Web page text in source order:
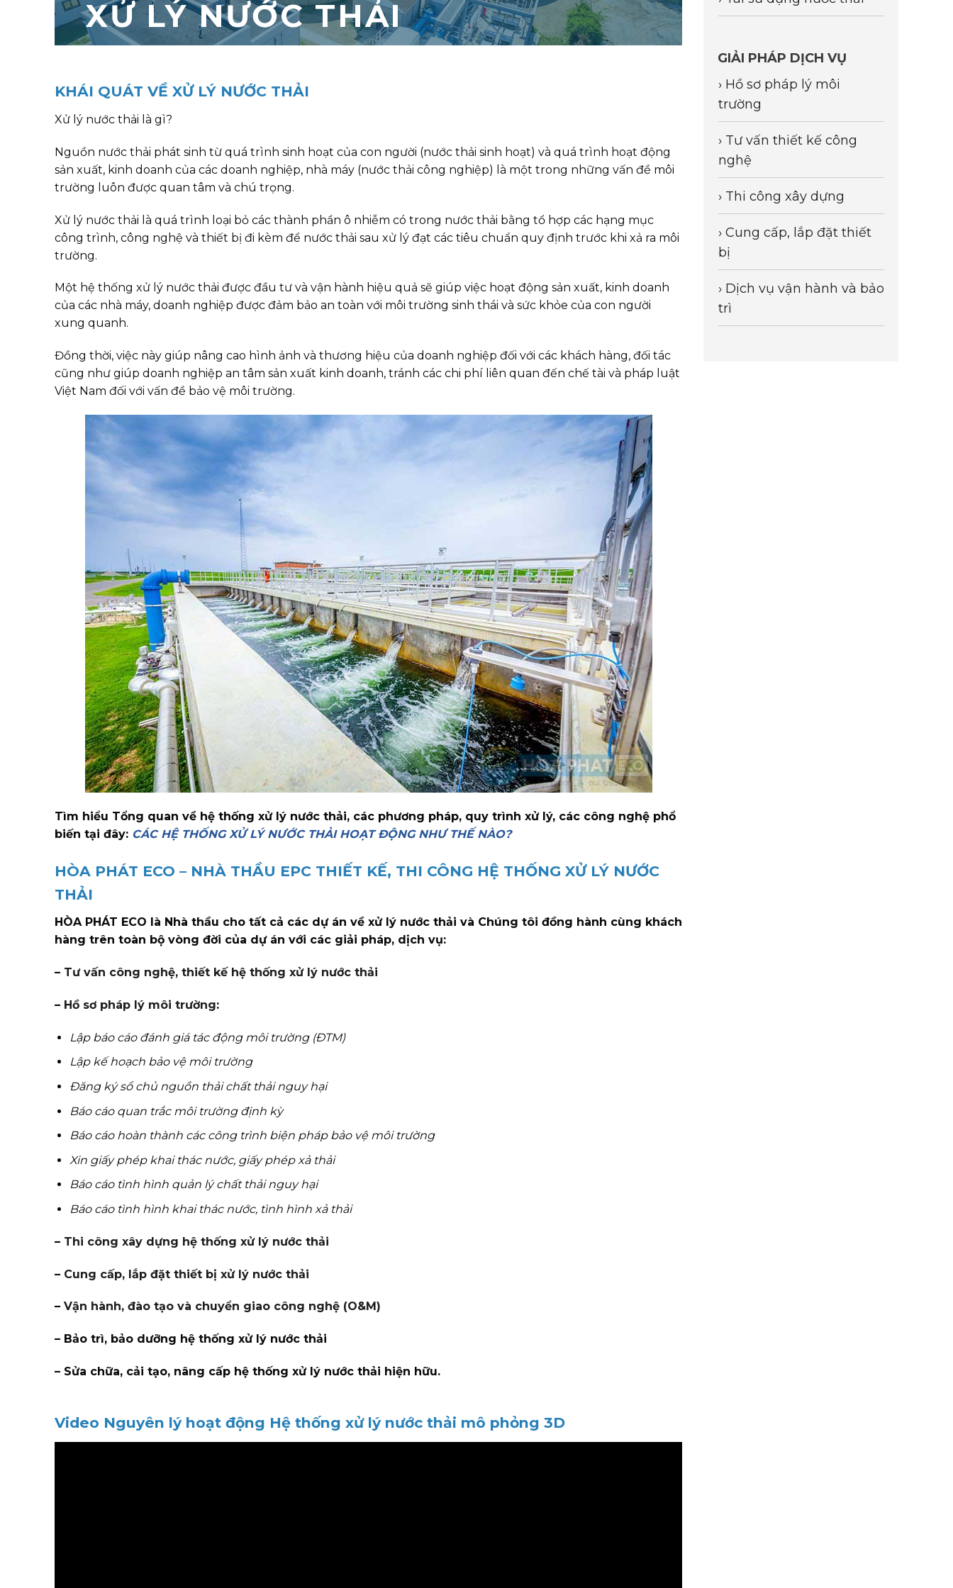
XỬ LÝ NƯỚC THẢI
KHÁI QUÁT VỀ XỬ LÝ NƯỚC THẢI
Xử lý nước thải là gì?
Nguồn nước thải phát sinh từ quá trình sinh hoạt của con người (nước thải sinh hoạt) và quá trình hoạt động
sản xuất, kinh doanh của các doanh nghiệp, nhà máy (nước thải công nghiệp) là một trong những vấn đề môi
trường luôn được quan tâm và chú trọng.
Xử lý nước thải là quá trình loại bỏ các thành phần ô nhiễm có trong nước thải bằng tổ hợp các hạng mục
công trình, công nghệ và thiết bị đi kèm để nước thải sau xử lý đạt các tiêu chuẩn quy định trước khi xả ra môi
trường.
Một hệ thống xử lý nước thải được đầu tư và vận hành hiệu quả sẽ giúp việc hoạt động sản xuất, kinh doanh
của các nhà máy, doanh nghiệp được đảm bảo an toàn với môi trường sinh thái và sức khỏe của con người
xung quanh.
Đồng thời, việc này giúp nâng cao hình ảnh và thương hiệu của doanh nghiệp đối với các khách hàng, đối tác
cũng như giúp doanh nghiệp an tâm sản xuất kinh doanh, tránh các chi phí liên quan đến chế tài và pháp luật
Việt Nam đối với vấn đề bảo vệ môi trường.
Tìm hiểu Tổng quan về hệ thống xử lý nước thải, các phương pháp, quy trình xử lý, các công nghệ phổ
biến tại đây: CÁC HỆ THỐNG XỬ LÝ NƯỚC THẢI HOẠT ĐỘNG NHƯ THẾ NÀO?
HÒA PHÁT ECO – NHÀ THẦU EPC THIẾT KẾ, THI CÔNG HỆ THỐNG XỬ LÝ NƯỚC
THẢI
HÒA PHÁT ECO là Nhà thầu cho tất cả các dự án về xử lý nước thải và Chúng tôi đồng hành cùng khách
hàng trên toàn bộ vòng đời của dự án với các giải pháp, dịch vụ:
– Tư vấn công nghệ, thiết kế hệ thống xử lý nước thải
– Hồ sơ pháp lý môi trường:
Lập báo cáo đánh giá tác động môi trường (ĐTM)
Lập kế hoạch bảo vệ môi trường
Đăng ký sổ chủ nguồn thải chất thải nguy hại
Báo cáo quan trắc môi trường định kỳ
Báo cáo hoàn thành các công trình biện pháp bảo vệ môi trường
Xin giấy phép khai thác nước, giấy phép xả thải
Báo cáo tình hình quản lý chất thải nguy hại
Báo cáo tình hình khai thác nước, tình hình xả thải
– Thi công xây dựng hệ thống xử lý nước thải
– Cung cấp, lắp đặt thiết bị xử lý nước thải
– Vận hành, đào tạo và chuyển giao công nghệ (O&M)
– Bảo trì, bảo dưỡng hệ thống xử lý nước thải
– Sửa chữa, cải tạo, nâng cấp hệ thống xử lý nước thải hiện hữu.
Video Nguyên lý hoạt động Hệ thống xử lý nước thải mô phỏng 3D
GIẢI PHÁP DỊCH VỤ
› Hồ sơ pháp lý môi
trường
› Tư vấn thiết kế công
nghệ
› Thi công xây dựng
› Cung cấp, lắp đặt thiết
bị
› Dịch vụ vận hành và bảo
trì